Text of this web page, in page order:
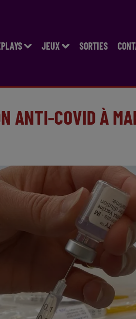
JEUX SORTIES
ANTI-COVID À